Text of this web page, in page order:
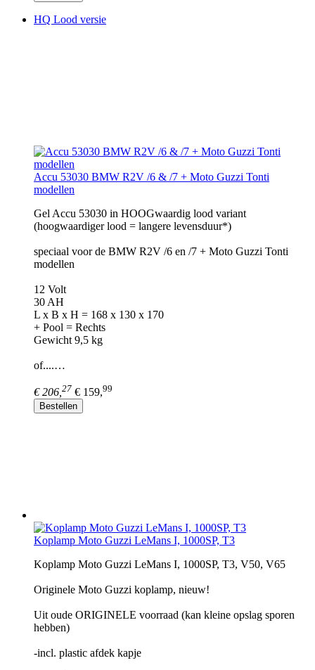
HQ Lood versie
Accu 53030 BMW R2V /6 & /7 + Moto Guzzi Tonti
modellen
Gel Accu 53030 in HOOGwaardig lood variant
(hoogwaardiger lood = langere levensduur*)
speciaal voor de BMW R2V /6 en /7 + Moto Guzzi Tonti
modellen
12 Volt
30 AH
L x B x H = 168 x 130 x 170
+ Pool = Rechts
Gewicht 9,5 kg
of....…
€ 206, 27 € 159,99
Bestellen
Koplamp Moto Guzzi LeMans I, 1000SP, T3
Koplamp Moto Guzzi LeMans I, 1000SP, T3, V50, V65
Originele Moto Guzzi koplamp, nieuw!
Uit oude ORIGINELE voorraad (kan kleine opslag sporen
hebben)
-incl. plastic afdek kapje